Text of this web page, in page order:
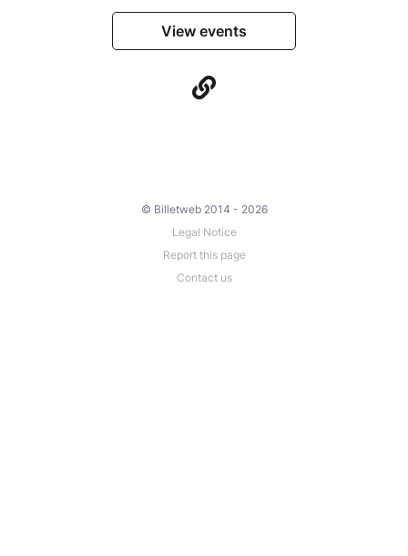
View events
© Billetweb 2014 - 2026
Legal Notice
Report this page
Contact us